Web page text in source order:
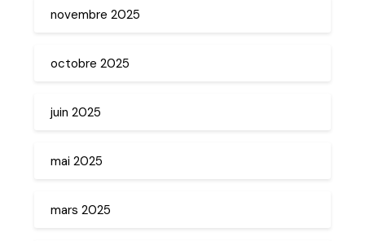
novembre 2025
octobre 2025
juin 2025
mai 2025
mars 2025